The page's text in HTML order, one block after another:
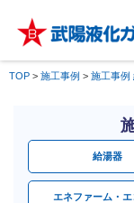
TOP > 施工事例 > 施工事例
給湯器
エネファーム・